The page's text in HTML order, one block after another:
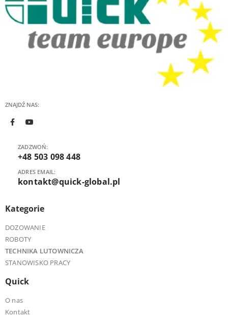
ZNAJDŹ NAS:
ZADZWOŃ:
+48 503 098 448
ADRES EMAIL:
kontakt@quick-global.pl
Kategorie
DOZOWANIE
ROBOTY
TECHNIKA LUTOWNICZA
STANOWISKO PRACY
Quick
O nas
Kontakt